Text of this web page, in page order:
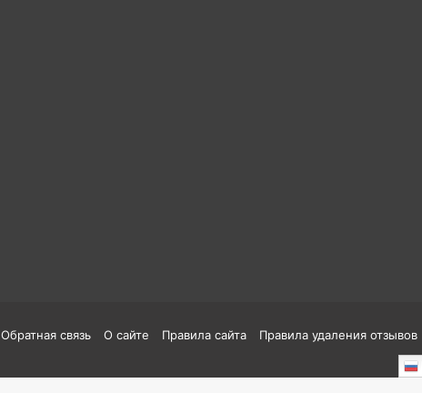
Обратная связь О сайте Правила сайта Правила удаления отзывов